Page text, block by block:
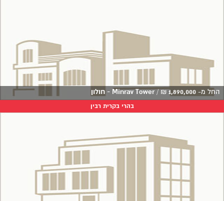
החל מ- 1,890,000
₪
/Minrav Tower - חולון
בהרי בקרית רבין